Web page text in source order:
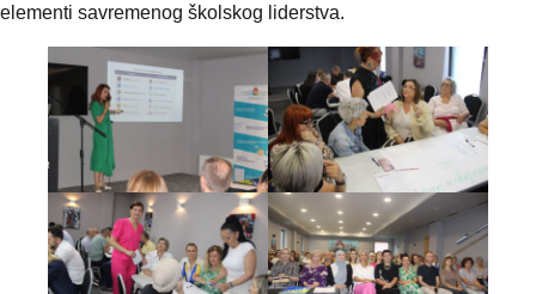
elementi savremenog školskog liderstva.